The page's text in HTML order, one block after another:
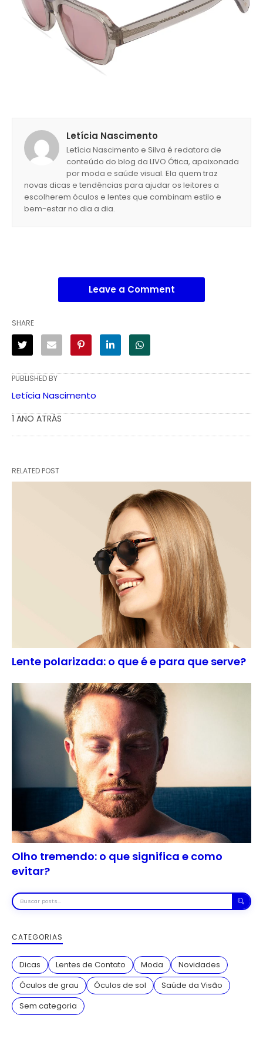
Letícia Nascimento
Letícia Nascimento e Silva é redatora de
conteúdo do blog da LIVO Ótica, apaixonada
por moda e saúde visual. Ela quem traz
novas dicas e tendências para ajudar os leitores a
escolherem óculos e lentes que combinam estilo e
bem-estar no dia a dia.
Leave a Comment
SHARE
PUBLISHED BY
Letícia Nascimento
1 ANO ATRÁS
RELATED POST
Lente polarizada: o que é e para que serve?
Olho tremendo: o que significa e como
evitar?
Buscar
posts
CATEGORIAS
Dicas Lentes de Contato Moda
Novidades
Óculos de grau
Óculos de sol
Saúde da Visão
Sem categoria